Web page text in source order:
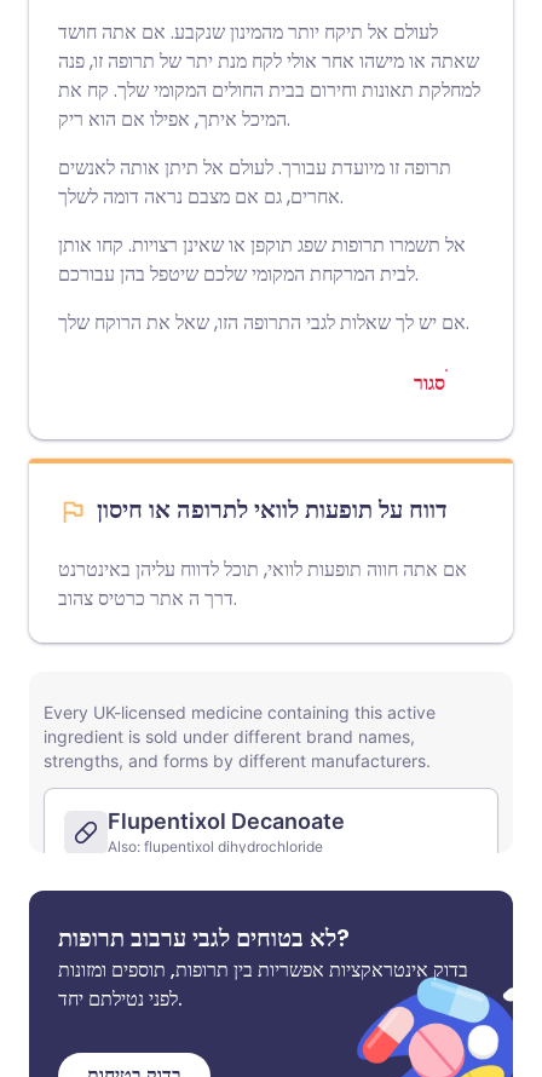
לעולם אל תיקח יותר מהמינון שנקבע. אם אתה חושד
שאתה או מישהו אחר אולי לקח מנת יתר של תרופה זו, פנה
למחלקת תאונות וחירום בבית החולים המקומי שלך. קח את
המיכל איתך, אפילו אם הוא ריק.
תרופה זו מיועדת עבורך. לעולם אל תיתן אותה לאנשים
אחרים, גם אם מצבם נראה דומה לשלך.
אל תשמרו תרופות שפג תוקפן או שאינן רצויות. קחו אותן
לבית המרקחת המקומי שלכם שיטפל בהן עבורכם.
אם יש לך שאלות לגבי התרופה הזו, שאל את הרוקח שלך.
סגור
דווח על תופעות לוואי לתרופה או חיסון
אם אתה חווה תופעות לוואי, תוכל לדווח עליהן באינטרנט
דרך ה אתר כרטיס צהוב .
לא בטוחים לגבי ערבוב תרופות?
בדוק אינטראקציות אפשריות בין תרופות, תוספים ומזונות
לפני נטילתם יחד.